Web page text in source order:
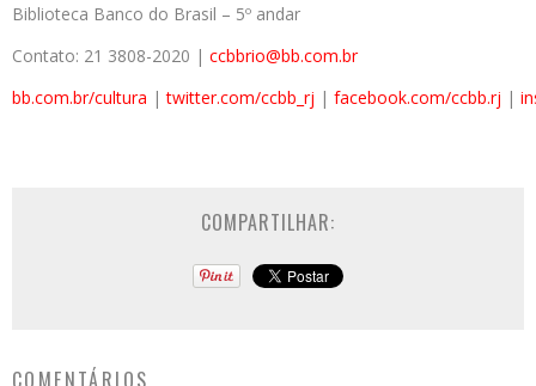
Biblioteca Banco do Brasil – 5º andar
Contato: 21 3808-2020 | ccbbrio@bb.com.br
bb.com.br/cultura |twitter.com/ccbb_rj | facebook.com/ccbb.rj |
COMPARTILHAR: